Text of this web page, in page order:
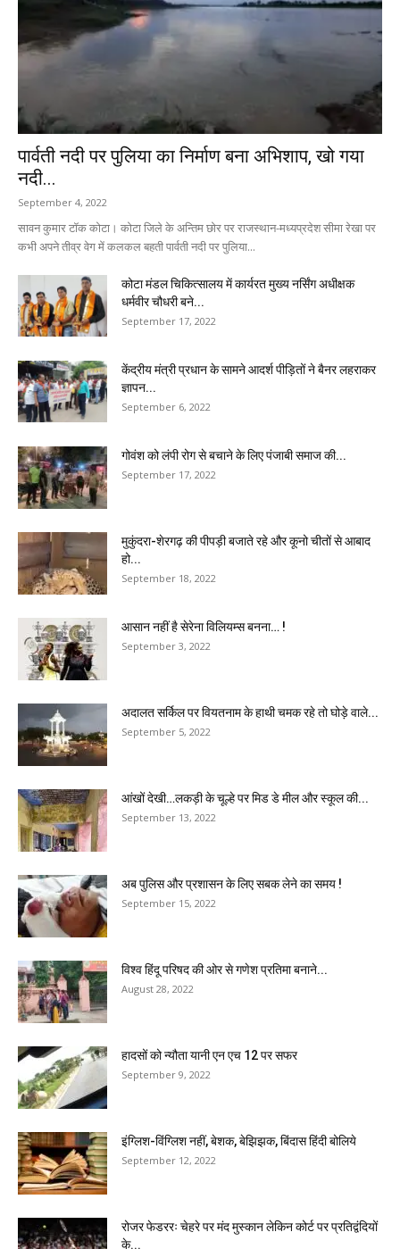
पार्वती नदी पर पुलिया का निर्माण बना अभिशाप, खो गया
नदी...
September 4, 2022
सावन कुमार टॉक कोटा। कोटा जिले के अन्तिम छोर पर राजस्थान-मध्यप्रदेश सीमा रेखा पर
कभी अपने तीव्र वेग में कलकल बहती पार्वती नदी पर पुलिया...
कोटा मंडल चिकित्सालय में कार्यरत मुख्य नर्सिंग अधीक्षक
धर्मवीर चौधरी बने...
September 17, 2022
केंद्रीय मंत्री प्रधान के सामने आदर्श पीड़ितों ने बैनर लहराकर
ज्ञापन...
September 6, 2022
गोवंश को लंपी रोग से बचाने के लिए पंजाबी समाज की...
September 17, 2022
मुकुंदरा-शेरगढ़ की पीपड़ी बजाते रहे और कूनो चीतों से आबाद
हो...
September 18, 2022
आसान नहीं है सेरेना विलियम्स बनना… !
September 3, 2022
अदालत सर्किल पर वियतनाम के हाथी चमक रहे तो घोड़े वाले...
September 5, 2022
आंखों देखी…लकड़ी के चूल्हे पर मिड डे मील और स्कूल की...
September 13, 2022
अब पुलिस और प्रशासन के लिए सबक लेने का समय !
September 15, 2022
विश्व हिंदू परिषद की ओर से गणेश प्रतिमा बनाने...
August 28, 2022
हादसों को न्यौता यानी एन एच 12 पर सफर
September 9, 2022
इंग्लिश-विंग्लिश नहीं, बेशक, बेझिझक, बिंदास हिंदी बोलिये
September 12, 2022
रोजर फेडररः चेहरे पर मंद मुस्कान लेकिन कोर्ट पर प्रतिद्वंदियों
के...